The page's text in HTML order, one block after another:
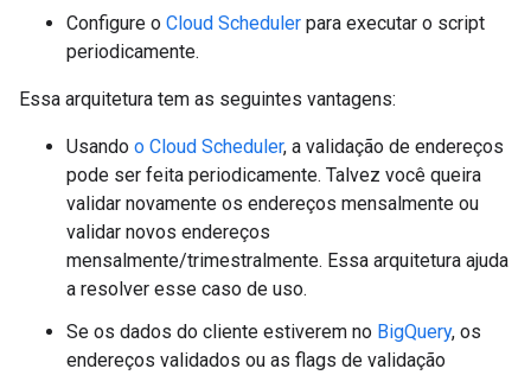
Configure o Cloud Scheduler para executar o script
periodicamente.
Essa arquitetura tem as seguintes vantagens:
Usando o Cloud Scheduler, a validação de endereços
pode ser feita periodicamente. Talvez você queira
validar novamente os endereços mensalmente ou
validar novos endereços
mensalmente/trimestralmente. Essa arquitetura ajuda
a resolver esse caso de uso.
Se os dados do cliente estiverem no BigQuery, os
endereços validados ou as flags de validação